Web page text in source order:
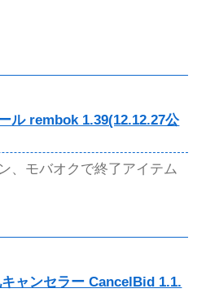
ル rembok 1.39(12.12.27公
、モバオクで終了アイテム
ャンセラー CancelBid 1.1.